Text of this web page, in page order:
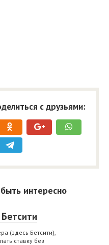
с друзьями:
интересно
(здесь Бетсити),
ставку без